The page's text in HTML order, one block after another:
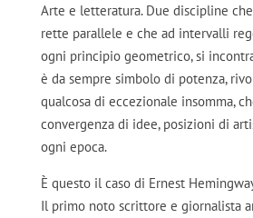
Arte e letteratura. Due discipline
rette parallele e che ad intervalli
ogni principio geometrico, si
è da sempre simbolo di potenza,
qualcosa di eccezionale insomma,
convergenza di idee, posizioni di
ogni epoca.
È questo il caso di Ernest
Il primo noto scrittore e giornalista